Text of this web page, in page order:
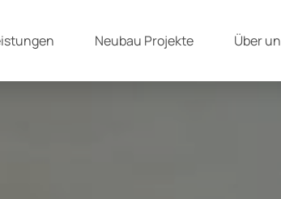
Neubau Projekte Über